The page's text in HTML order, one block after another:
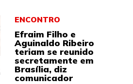
ENCONTRO
Efraim Filho e
Aguinaldo Ribeiro
teriam se reunido
secretamente em
Brasília, diz
comunicador